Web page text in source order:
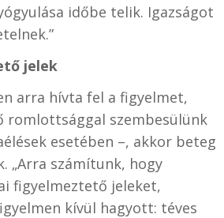
időbe telik. Igazságot
jelek
arra hívta fel a figyelmet,
romlottsággal szembesülünk
esetében –, akkor beteg
„Arra számítunk, hogy
figyelmeztető jeleket,
kívül hagyott: téves